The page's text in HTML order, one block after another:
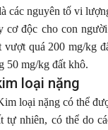
các nguyên tố vi
cơ độc cho con
quá 200 mg/kg
50 mg/kg đất khô.
loại nặng
loại nặng có thể
tự nhiên, có thể do